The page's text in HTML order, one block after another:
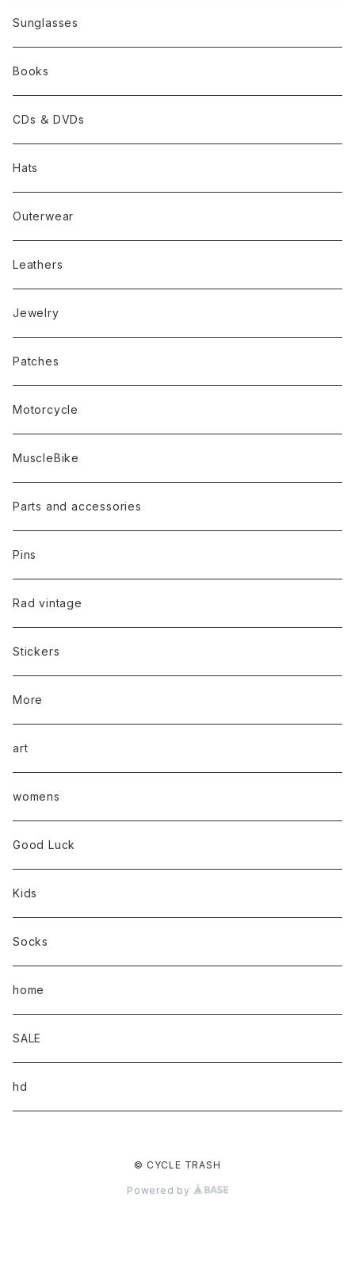
Sunglasses
Books
CDs ＆ DVDs
Hats
Outerwear
Leathers
Jewelry
Patches
Motorcycle
MuscleBike
Parts and accessories
Pins
Rad vintage
Stickers
More
art
womens
Good Luck
Kids
Socks
home
SALE
hd
© CYCLE TRASH
Powered by